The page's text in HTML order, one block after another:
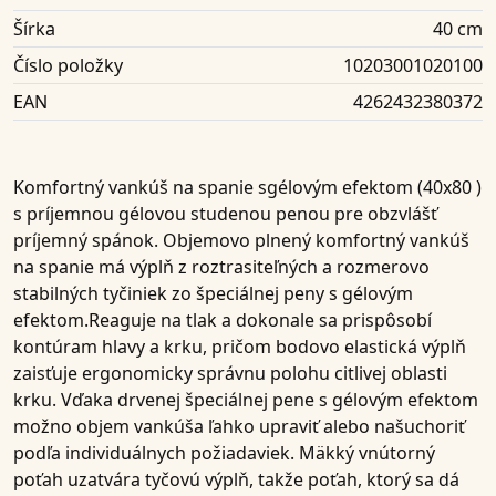
Šírka
40 cm
Číslo položky
10203001020100
EAN
4262432380372
Komfortný vankúš na spanie sgélovým efektom (40x80)
s príjemnou gélovou studenou penou pre obzvlášť
príjemný spánok. Objemovo plnený komfortný vankúš
na spanie má výplň z roztrasiteľných a rozmerovo
stabilných tyčiniek zo špeciálnej peny s gélovým
efektom.Reaguje na tlak a dokonale sa prispôsobí
kontúram hlavy a krku, pričom bodovo elastická výplň
zaisťuje ergonomicky správnu polohu citlivej oblasti
krku. Vďaka drvenej špeciálnej pene s gélovým efektom
možno objem vankúša ľahko upraviť alebo našuchoriť
podľa individuálnych požiadaviek. Mäkký vnútorný
poťah uzatvára tyčovú výplň, takže poťah, ktorý sa dá